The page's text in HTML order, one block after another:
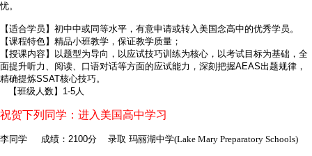
忧。
【适合学员】初中中或同等水平，有意申请或转入美国念高中的优秀学员。
【课程特色】精品小班教学，保证教学质量；
【授课内容】以题型为导向，以应试技巧训练为核心，以考试目标为基础，全
面提升听力、阅读、口语对话等方面的应试能力，深刻把握AEAS出题规律，
精确提炼SSAT核心技巧。
【班级人数】1-5人
祝贺下列同学：进入美国高中学习
李同学 成绩：2100分 录取 玛丽湖中学(Lake Mary Preparatory Schools)